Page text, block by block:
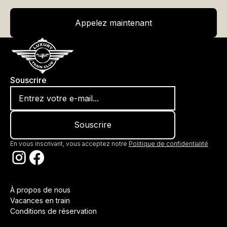
Appelez maintenant
Souscrire
En vous inscrivant, vous acceptez notre Politique de confidentialité
À propos de nous
Vacances en train
Conditions de réservation